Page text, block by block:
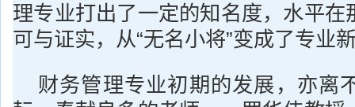
理专业打出了一定的知名度，水平在
可与证实，从“无名小将”变成了专业
财务管理专业初期的发展，亦离